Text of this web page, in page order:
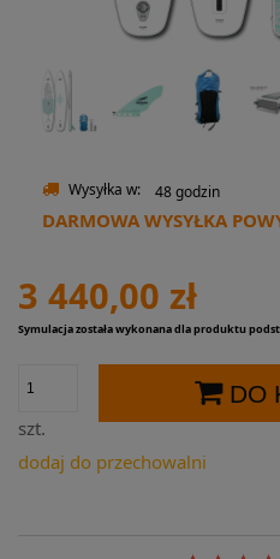
Wysyłka w: 48 godzin
DARMOWA WYSYŁKA
3 440,00 zł
Symulacja została wykonana dla produktu
szt.
DO
dodaj do przechowalni